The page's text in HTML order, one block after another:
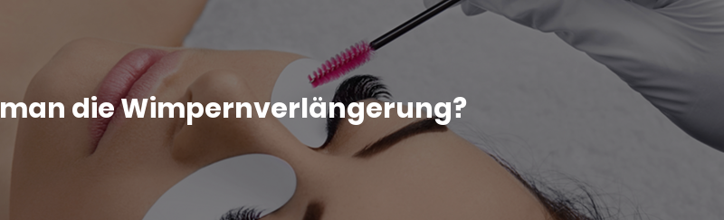
die Wimpernverlängerung?